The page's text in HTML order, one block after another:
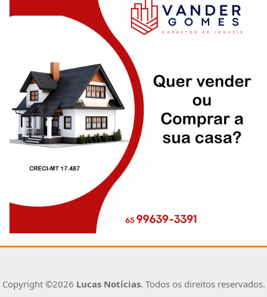
Copyright ©2026 Lucas Notícias. Todos os direitos reservados.